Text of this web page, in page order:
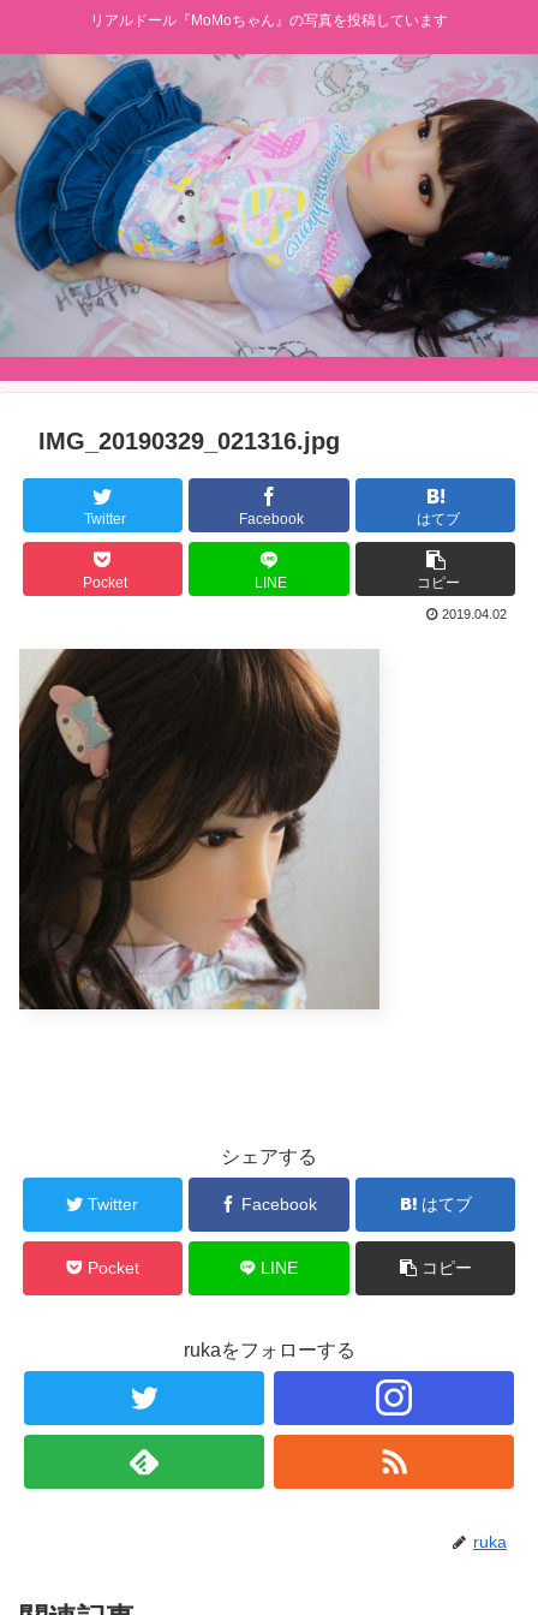
リアルドール『MoMoちゃん』の写真を投稿しています
IMG_20190329_021316.jpg
Twitter Facebook はてブ
Pocket LINE コピー
2019.04.02
シェアする
Twitter Facebook はてブ
Pocket LINE コピー
rukaをフォローする
ruka